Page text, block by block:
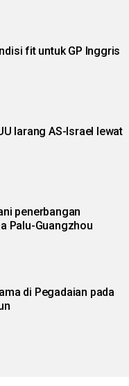
fit untuk GP Inggris
larang AS-Israel lewat
penerbangan
Palu-Guangzhou
di Pegadaian pada